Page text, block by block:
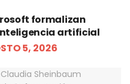
formalizan
artificial
5, 2026